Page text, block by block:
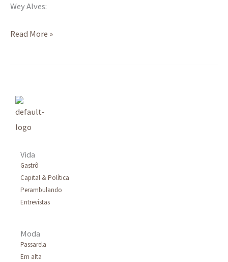
Wey Alves:
Read More »
Vida
Gastrô
Capital & Política
Perambulando
Entrevistas
Moda
Passarela
Em alta